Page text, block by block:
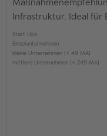
Infrastruktur. Ideal für
Start Ups
Einzelunternehmen
kleine Unternehmen (< 49 MA)
mittlere Unternehmen (< 249 MA)